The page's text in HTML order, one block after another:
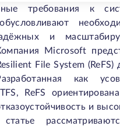
требования к
и
Microsoft
File System
как
ReFS
и